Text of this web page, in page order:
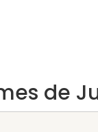
de